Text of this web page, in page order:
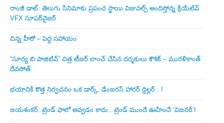
రాంజీ డాట్: తెలుగు సినిమాకు ప్రపంచ స్థాయి విజువల్స్ అందిస్తోన్న క్రియేటివ్
VFX సూపర్‌వైజర్
చిన్న హీరో – పెద్ద సహాయం
“సూర్య బి పాజిటివ్” చిత్ర టీజర్ లాంచ్ చేసిన‌ దర్శకులు కౌశిక్ – మురళీకాంత్
దేవసోత్
భయానికి కొత్త నిర్వచనం ఒక డార్క్, డేంజరస్ హారర్ థ్రిల్లర్ ..!
జయశంకర్: ట్రెండ్‌ ఫాలో అవ్వడం కాదు.. ట్రెండ్‌ ముందే ఊహించే ‘విజనరీ’!